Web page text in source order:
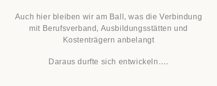
Auch hier bleiben wir am Ball, was die Verbindung
mit Berufsverband, Ausbildungsstätten und
Kostenträgern anbelangt
Daraus durfte sich entwickeln….